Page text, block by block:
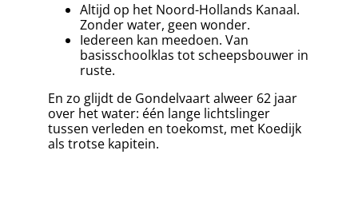
Altijd op het Noord-Hollands Kanaal.
Zonder water, geen wonder.
Iedereen kan meedoen. Van
basisschoolklas tot scheepsbouwer in
ruste.
En zo glijdt de Gondelvaart alweer 62 jaar
over het water: één lange lichtslinger
tussen verleden en toekomst, met Koedijk
als trotse kapitein.